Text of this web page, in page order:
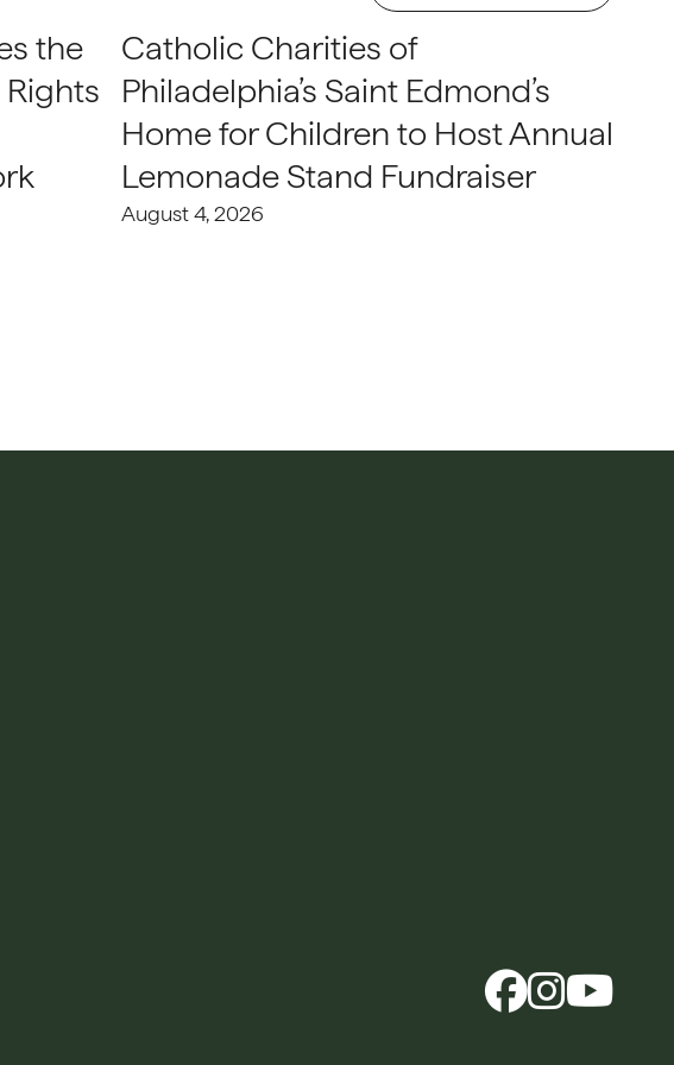
the
Catholic Charities of
Philadelphia’s Saint Edmond’s
Home for Children to Host Annual
Lemonade Stand Fundraiser
August 4, 2026